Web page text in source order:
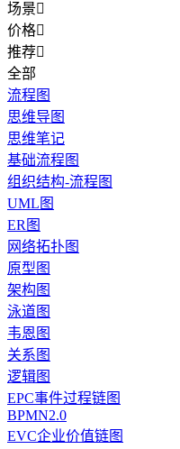
场景
价格
推荐
全部
流程图
思维导图
思维笔记
基础流程图
组织结构-流程图
UML图
ER图
网络拓扑图
原型图
架构图
泳道图
韦恩图
关系图
逻辑图
EPC事件过程链图
BPMN2.0
EVC企业价值链图